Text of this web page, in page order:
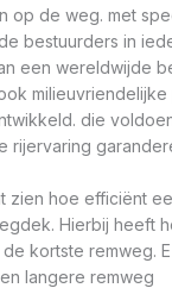
op de weg. met
bestuurders in
een wereldwijde
die
rijervaring
zien hoe efficiënt
Hierbij heeft
kortste remweg.
langere remweg